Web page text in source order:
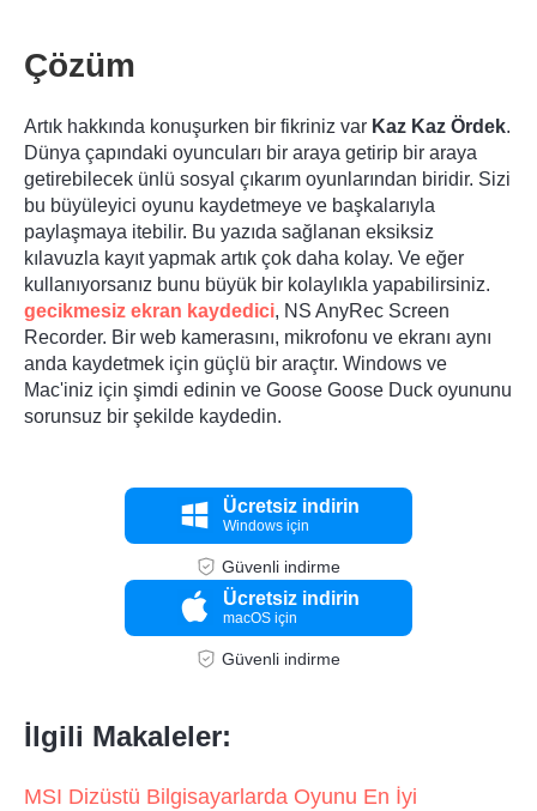
Çözüm
Artık hakkında konuşurken bir fikriniz var Kaz Kaz Ördek.
Dünya çapındaki oyuncuları bir araya getirip bir araya
getirebilecek ünlü sosyal çıkarım oyunlarından biridir. Sizi
bu büyüleyici oyunu kaydetmeye ve başkalarıyla
paylaşmaya itebilir. Bu yazıda sağlanan eksiksiz
kılavuzla kayıt yapmak artık çok daha kolay. Ve eğer
kullanıyorsanız bunu büyük bir kolaylıkla yapabilirsiniz.
gecikmesiz ekran kaydedici, NS AnyRec Screen
Recorder. Bir web kamerasını, mikrofonu ve ekranı aynı
anda kaydetmek için güçlü bir araçtır. Windows ve
Mac'iniz için şimdi edinin ve Goose Goose Duck oyununu
sorunsuz bir şekilde kaydedin.
Ücretsiz indirin
Windows için
Güvenli indirme
Ücretsiz indirin
macOS için
Güvenli indirme
İlgili Makaleler:
MSI Dizüstü Bilgisayarlarda Oyunu En İyi